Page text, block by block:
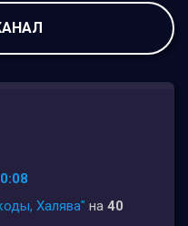
Халява" на 40